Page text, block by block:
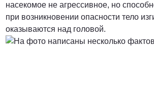
насекомое не агрессивное, но
при возникновении опасности тело
оказываются над головой.